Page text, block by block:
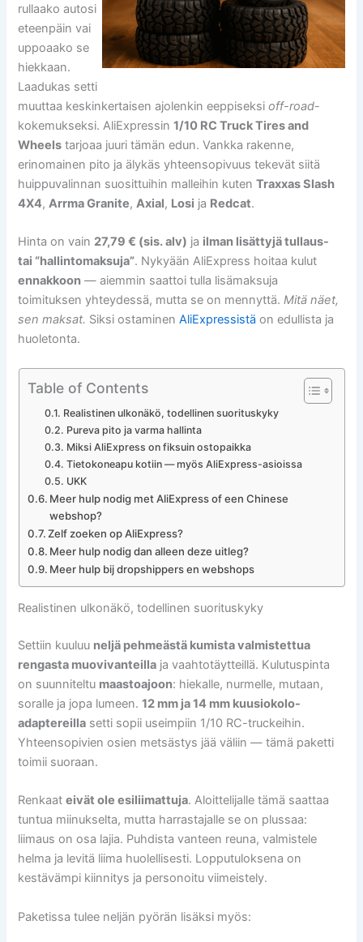
rullaako autosi
eteenpäin vai
uppoaako se
hiekkaan.
Laadukas setti
muuttaa keskinkertaisen ajolenkin eeppiseksioff-road-
kokemukseksi. AliExpressin1/10 RC Truck Tires and
Wheels tarjoaa juuri tämän edun. Vankka rakenne,
erinomainen pito ja älykäs yhteensopivuus tekevät siitä
huippuvalinnan suosittuihin malleihin kutenTraxxas Slash
4X4,Arrma Granite,Axial, Losi ja Redcat.
Hinta on vain 27,79 € (sis. alv) ja ilman lisättyjä tullaus-
tai “hallintomaksuja”. Nykyään AliExpress hoitaa kulut
ennakkoon — aiemmin saattoi tulla lisämaksuja
toimituksen yhteydessä, mutta se on mennyttä.Mitä näet,
sen maksat. Siksi ostaminenAliExpressistä on edullista ja
huoletonta.
Table of Contents
Realistinen ulkonäkö, todellinen suorituskyky
Pureva pito ja varma hallinta
Miksi AliExpress on fiksuin ostopaikka
Tietokoneapu kotiin — myös AliExpress-asioissa
UKK
Meer hulp nodig met AliExpress of een Chinese
webshop?
Zelf zoeken op AliExpress?
Meer hulp nodig dan alleen deze uitleg?
Meer hulp bij dropshippers en webshops
Realistinen ulkonäkö, todellinen suorituskyky
Settiin kuuluu neljä pehmeästä kumista valmistettua
rengasta muovivanteilla ja vaahtotäytteillä. Kulutuspinta
on suunniteltu maastoajoon: hiekalle, nurmelle, mutaan,
soralle ja jopa lumeen.12 mm ja 14 mm kuusiokolo-
adaptereilla setti sopii useimpiin 1/10 RC-truckeihin.
Yhteensopivien osien metsästys jää väliin — tämä paketti
toimii suoraan.
Renkaateivät ole esiliimattuja. Aloittelijalle tämä saattaa
tuntua miinukselta, mutta harrastajalle se on plussaa:
liimaus on osa lajia. Puhdista vanteen reuna, valmistele
helma ja levitä liima huolellisesti. Lopputuloksena on
kestävämpi kiinnitys ja personoitu viimeistely.
Paketissa tulee neljän pyörän lisäksi myös: